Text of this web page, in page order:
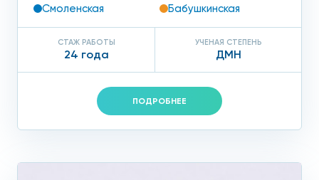
Смоленская
Бабушкинская
СТАЖ РАБОТЫ
24 года
УЧЕНАЯ СТЕПЕНЬ
ДМН
ПОДРОБНЕЕ